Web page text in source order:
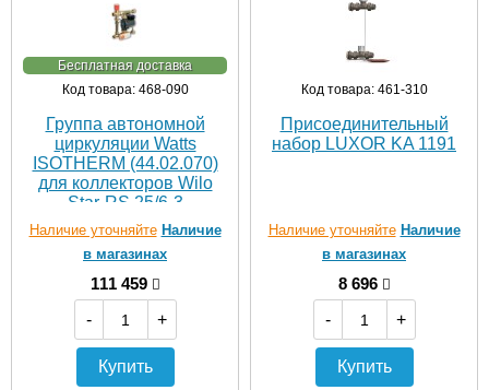
Бесплатная доставка
Код товара: 468-090
Группа автономной
циркуляции Watts
ISOTHERM (44.02.070)
для коллекторов Wilo
Star-RS 25/6-3
Наличие уточняйте Наличие
в магазинах
111 459
-
+
Купить
Код товара: 461-310
Присоединительный
набор LUXOR KA 1191
Наличие уточняйте Наличие
в магазинах
8 696
-
+
Купить